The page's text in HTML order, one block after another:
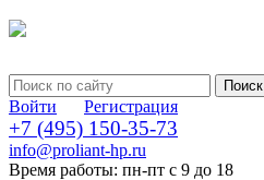
Войти Регистрация
+7 (495) 150-35-73
info@proliant-hp.ru
Время работы: пн-пт с 9 до 18